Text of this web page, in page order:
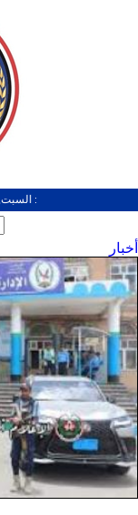
: السبت, 08-أغسطس-2026 الساعة:
أخبار